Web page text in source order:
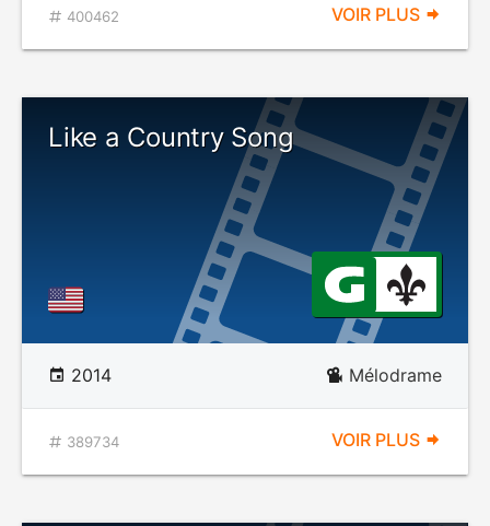
400462 VOIR PLUS
Like a Country Song
2014 Mélodrame
389734 VOIR PLUS